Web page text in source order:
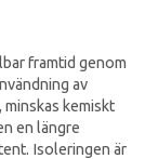
framtid genom
av
kemiskt
en längre
Isoleringen är